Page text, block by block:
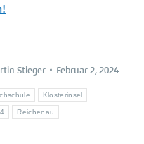
Stieger Februar 2, 2024
Klosterinsel
Reichenau